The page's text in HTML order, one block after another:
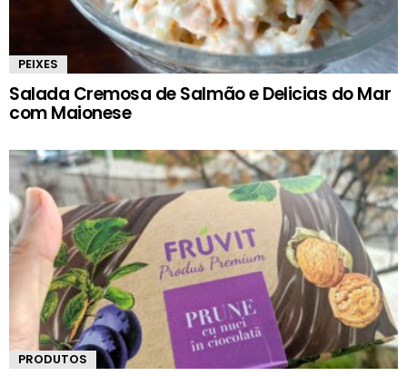
PEIXES
Salada Cremosa de Salmão e Delicias do Mar
com Maionese
PRODUTOS